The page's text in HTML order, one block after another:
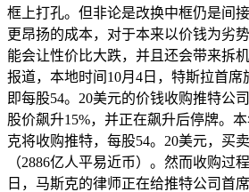
框上打孔。但非论是改换中框仍是间
更昂扬的成本，对于本来以价钱为劣
能会让性价比大跌，并且还会带来拆机
报道，本地时间10月4日，特斯拉首席
即每股54。20美元的价钱收购推特公
股价飙升15%，并正在飙升后停牌。
克将收购推特，每股54。20美元，买
（2886亿人平易近币）。然而收购过
日，马斯克的律师正在给推特公司首